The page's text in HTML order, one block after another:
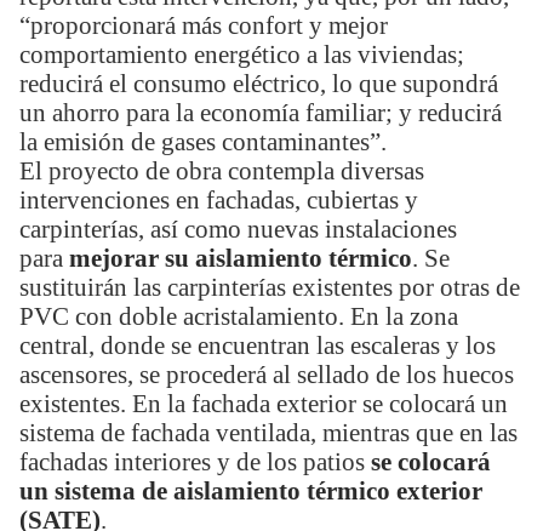
“proporcionará más confort y mejor
comportamiento energético a las viviendas;
reducirá el consumo eléctrico, lo que supondrá
un ahorro para la economía familiar; y reducirá
la emisión de gases contaminantes”.
El proyecto de obra contempla diversas
intervenciones en fachadas, cubiertas y
carpinterías, así como nuevas instalaciones
para mejorar su aislamiento térmico. Se
sustituirán las carpinterías existentes por otras de
PVC con doble acristalamiento. En la zona
central, donde se encuentran las escaleras y los
ascensores, se procederá al sellado de los huecos
existentes. En la fachada exterior se colocará un
sistema de fachada ventilada, mientras que en las
fachadas interiores y de los patios se colocará
un sistema de aislamiento térmico exterior
(SATE).